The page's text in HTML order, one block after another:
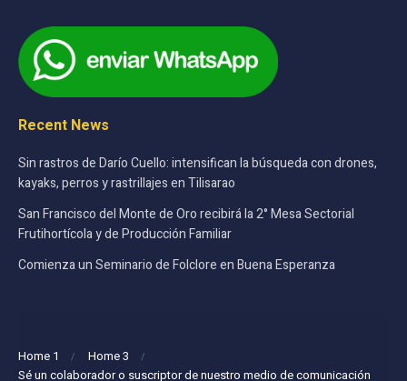
Recent News
Sin rastros de Darío Cuello: intensifican la búsqueda con drones,
kayaks, perros y rastrillajes en Tilisarao
San Francisco del Monte de Oro recibirá la 2° Mesa Sectorial
Frutihortícola y de Producción Familiar
Comienza un Seminario de Folclore en Buena Esperanza
Home 1
Home 3
Sé un colaborador o suscriptor de nuestro medio de comunicación